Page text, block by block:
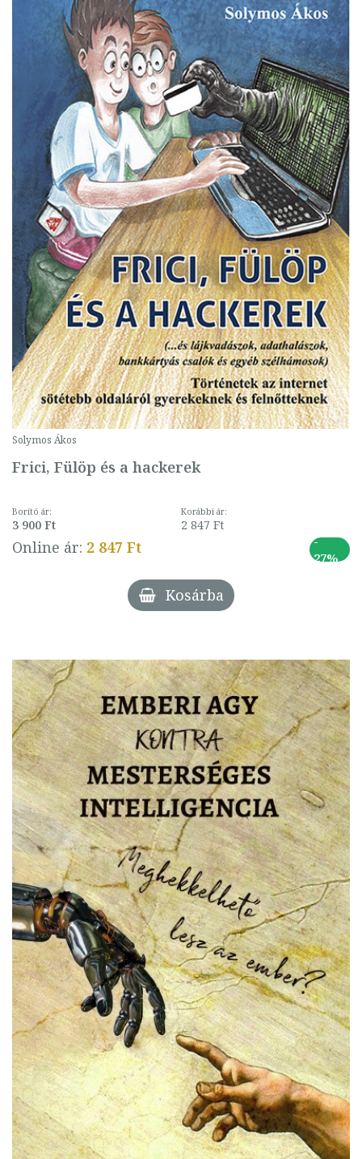
Solymos Ákos
Frici, Fülöp és a hackerek
Borító ár:
3 900 Ft
Korábbi ár:
2 847 Ft
Online ár: 2 847 Ft
-
27%
Kosárba